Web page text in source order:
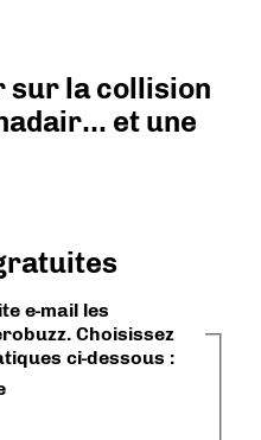
sur la collision
et une
e-mail les
Choisissez
ci-dessous :